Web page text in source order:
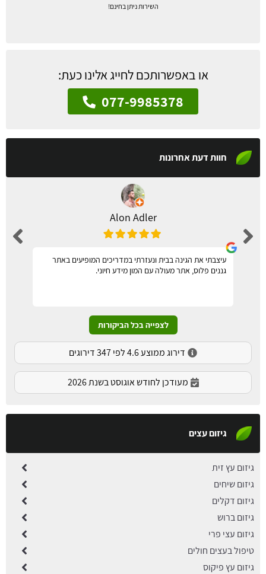
השירות ניתן בחינם!
או באפשרותכם לחייג אלינו כעת:
077-9985378
חוות דעת אחרונות
Alon Adler
עיצבתי את הגינה בבית ונעזרתי במדריכים המופיעים באתר
גננים פלוס, אתר מעולה עם המון מידע חיוני.
לצפייה בכל הביקורות
דירוג ממוצע 4.6 לפי 347 דירוגים
מעודכן לחודש אוגוסט בשנת 2026
גיזום עצים
גיזום עץ זית
גיזום שיחים
גיזום דקלים
גיזום ברוש
גיזום עצי פרי
טיפול בעצים חולים
גיזום עץ פיקוס